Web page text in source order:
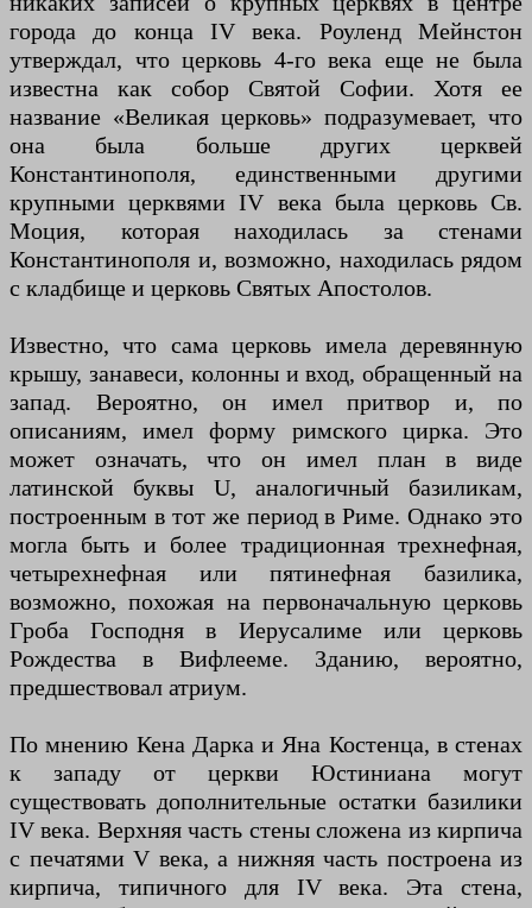
города до конца IV века. Роуленд Мейнстон
утверждал, что церковь 4-го века еще не была
известна как собор Святой Софии. Хотя ее
название «Великая церковь» подразумевает, что
она была больше других церквей
Константинополя, единственными другими
крупными церквями IV века была церковь Св.
Моция, которая находилась за стенами
Константинополя и, возможно, находилась рядом
с кладбище и церковь Святых Апостолов.
Известно, что сама церковь имела деревянную
крышу, занавеси, колонны и вход, обращенный на
запад. Вероятно, он имел притвор и, по
описаниям, имел форму римского цирка. Это
может означать, что он имел план в виде
латинской буквы U, аналогичный базиликам,
построенным в тот же период в Риме. Однако это
могла быть и более традиционная трехнефная,
четырехнефная или пятинефная базилика,
возможно, похожая на первоначальную церковь
Гроба Господня в Иерусалиме или церковь
Рождества в Вифлееме. Зданию, вероятно,
предшествовал атриум.
По мнению Кена Дарка и Яна Костенца, в стенах
к западу от церкви Юстиниана могут
существовать дополнительные остатки базилики
IV века. Верхняя часть стены сложена из кирпича
с печатями V века, а нижняя часть построена из
кирпича, типичного для IV века. Эта стена,